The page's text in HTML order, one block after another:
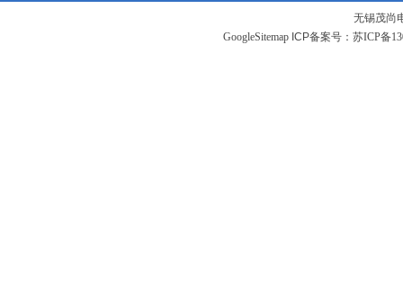
无锡茂尚
GoogleSitemapICP备案号： 苏ICP备